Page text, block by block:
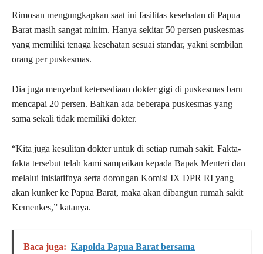
Rimosan mengungkapkan saat ini fasilitas kesehatan di Papua
Barat masih sangat minim. Hanya sekitar 50 persen puskesmas
yang memiliki tenaga kesehatan sesuai standar, yakni sembilan
orang per puskesmas.
Dia juga menyebut ketersediaan dokter gigi di puskesmas baru
mencapai 20 persen. Bahkan ada beberapa puskesmas yang
sama sekali tidak memiliki dokter.
“Kita juga kesulitan dokter untuk di setiap rumah sakit. Fakta-
fakta tersebut telah kami sampaikan kepada Bapak Menteri dan
melalui inisiatifnya serta dorongan Komisi IX DPR RI yang
akan kunker ke Papua Barat, maka akan dibangun rumah sakit
Kemenkes,” katanya.
Baca juga: Kapolda Papua Barat bersama